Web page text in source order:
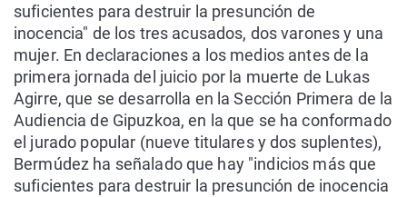
suficientes para destruir la presunción de
inocencia" de los tres acusados, dos varones y una
mujer. En declaraciones a los medios antes de la
primera jornada del juicio por la muerte de Lukas
Agirre, que se desarrolla en la Sección Primera de la
Audiencia de Gipuzkoa, en la que se ha conformado
el jurado popular (nueve titulares y dos suplentes),
Bermúdez ha señalado que hay "indicios más que
suficientes para destruir la presunción de inocencia